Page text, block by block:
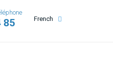
French
85